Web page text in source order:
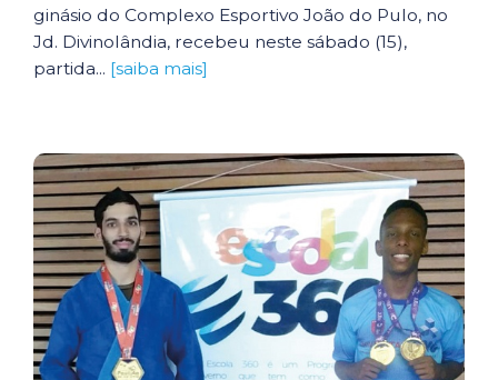
ginásio do Complexo Esportivo João do Pulo, no
Jd. Divinolândia, recebeu neste sábado (15),
partida... [saiba mais]